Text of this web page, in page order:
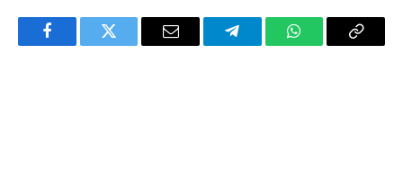
FacebookTwitter Email TelegramWhatsAppCopy